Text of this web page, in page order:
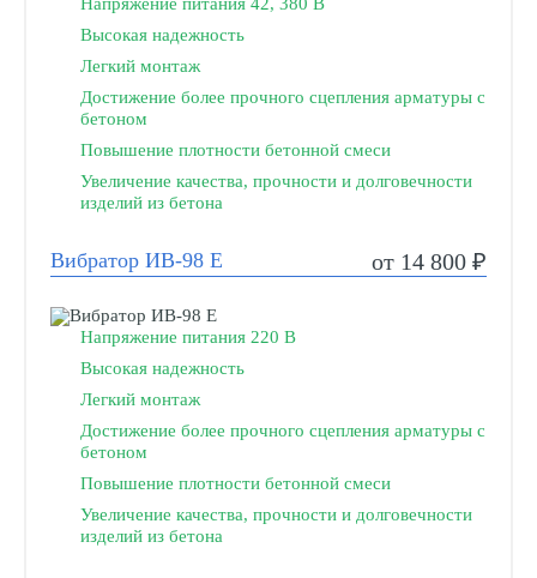
Высокая надежность
Легкий монтаж
Достижение более прочного сцепления арматуры с
бетоном
Повышение плотности бетонной смеси
Увеличение качества, прочности и долговечности
изделий из бетона
Вибратор ИВ-98 Е от 14 800 ₽
Напряжение питания 220 В
Высокая надежность
Легкий монтаж
Достижение более прочного сцепления арматуры с
бетоном
Повышение плотности бетонной смеси
Увеличение качества, прочности и долговечности
изделий из бетона